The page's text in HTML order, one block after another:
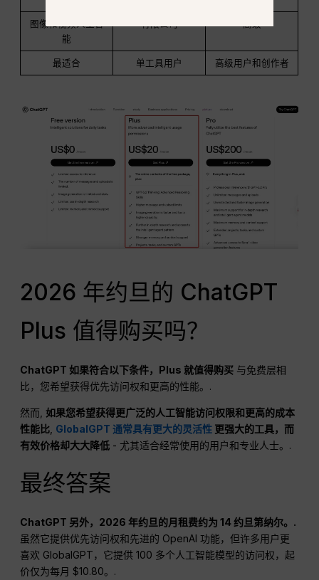
图像和视频人工智
能
最适合 单工具用户 高级用户和创作者
2026 年约旦的 ChatGPT
Plus 值得购买吗？
ChatGPT如果符合以下条件，Plus 就值得购买 与免费层相
比，您希望获得优先访问权和更高的性能。.
然而,如果您希望获得更广泛的人工智能访问权限和更高的成本
性能比 GlobalGPT 通常具有更大的灵活性 更强大的工具，而
有效价格却大大降低 - 尤其适合经常使用的用户和专业人士。.
最终答案
ChatGPT 另外，2026 年约旦的月租费约为 14 约旦第纳尔。.
虽然它提供优先访问权和先进的 OpenAI 功能，但许多用户更
喜欢 GlobalGPT，它提供 100 多个人工智能模型的访问权，起
价仅为每月 $10.80。.